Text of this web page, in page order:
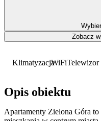
KlimatyzacjaWiFiTelewizor
Opis obiektu
Apartamenty Zielona Góra
Zobacz